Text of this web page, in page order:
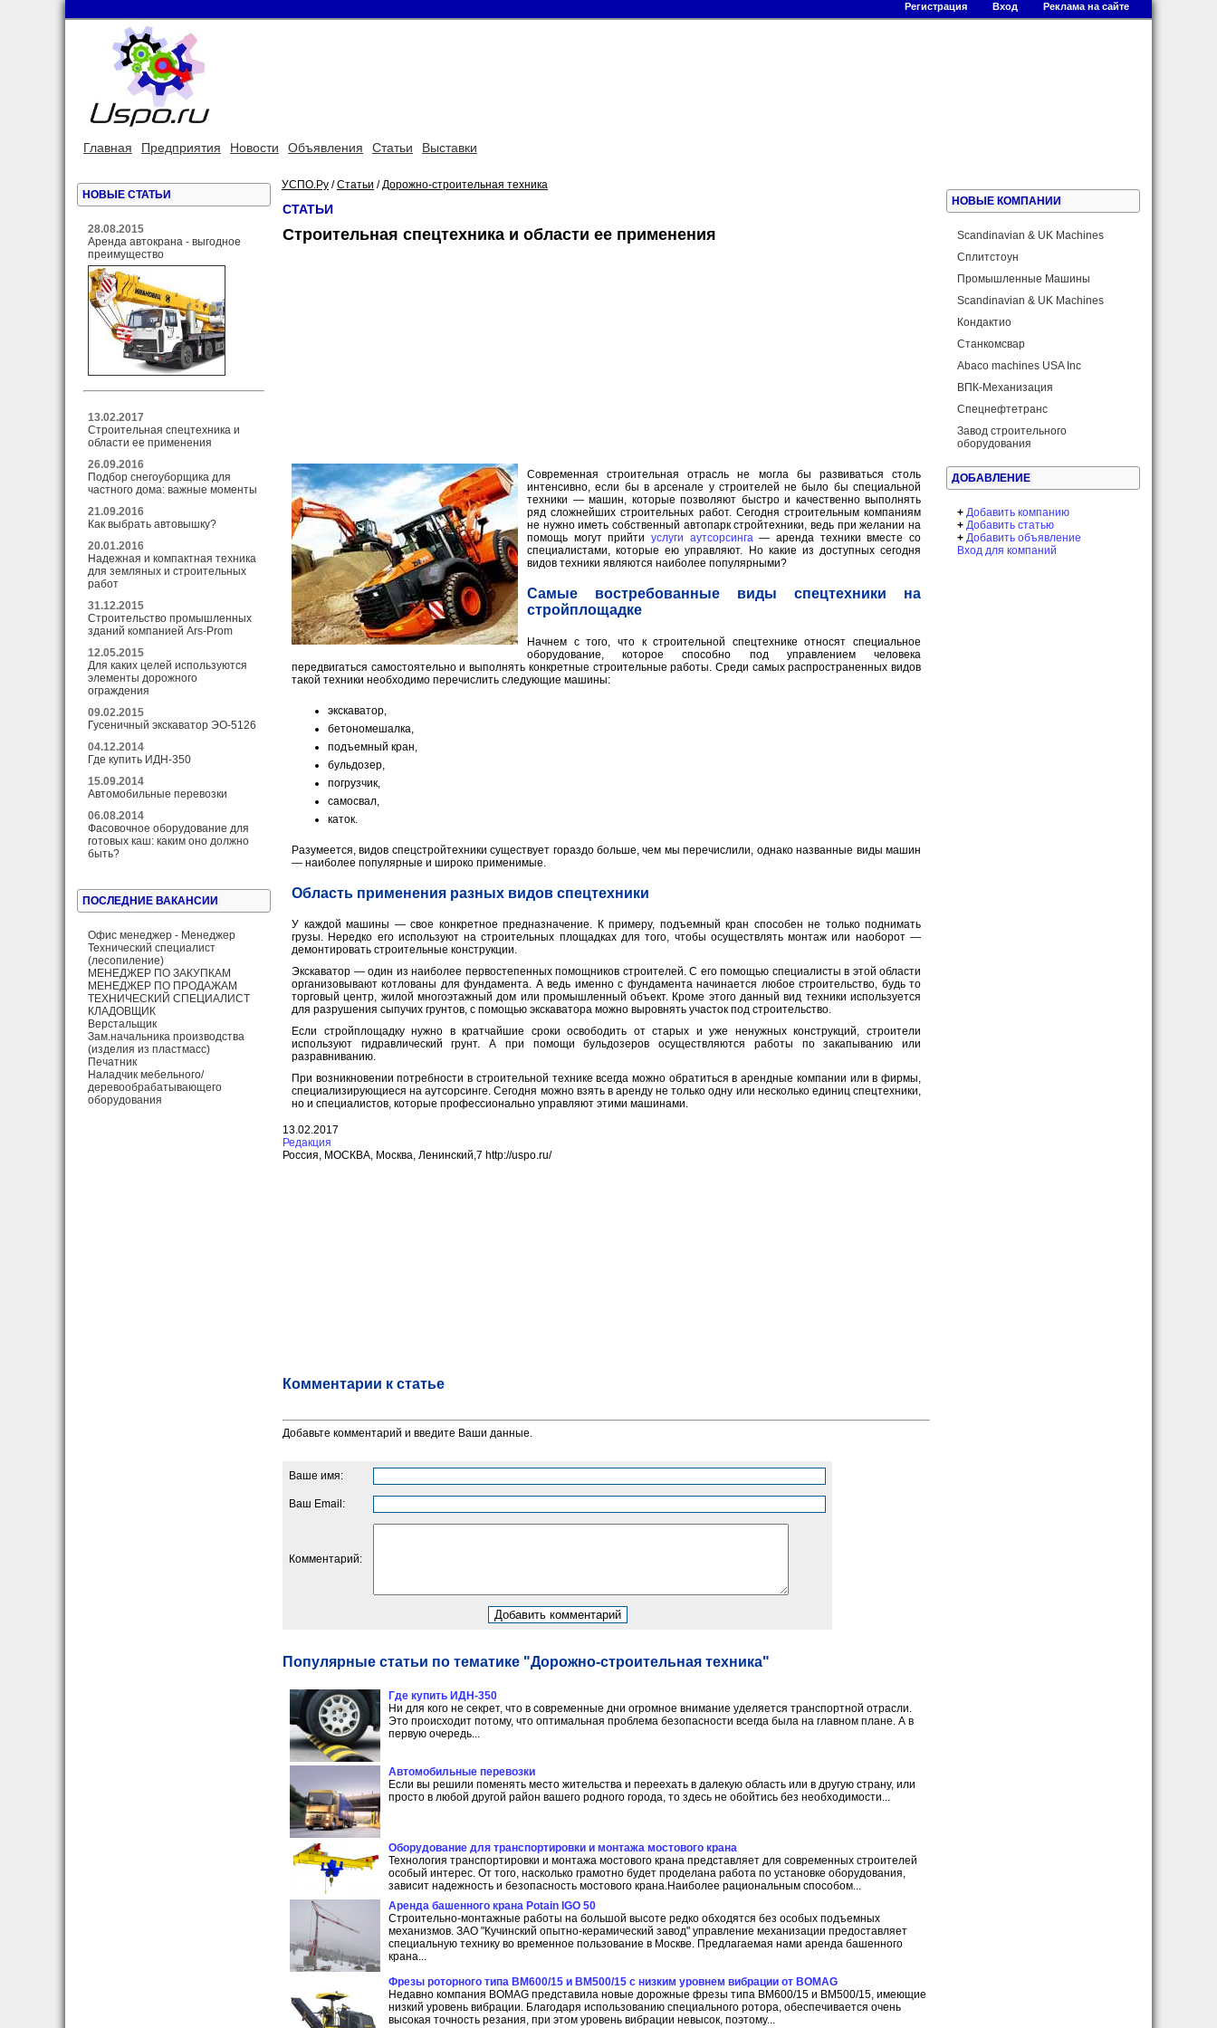
Регистрация Вход Реклама на сайте
Главная Предприятия Новости Объявления Статьи Выставки
НОВЫЕ СТАТЬИ
28.08.2015
Аренда автокрана - выгодное
преимущество
13.02.2017
Строительная спецтехника и
области ее применения
26.09.2016
Подбор снегоуборщика для
частного дома: важные моменты
21.09.2016
Как выбрать автовышку?
20.01.2016
Надежная и компактная техника
для земляных и строительных
работ
31.12.2015
Строительство промышленных
зданий компанией Ars-Prom
12.05.2015
Для каких целей используются
элементы дорожного
ограждения
09.02.2015
Гусеничный экскаватор ЭО-5126
04.12.2014
Где купить ИДН-350
15.09.2014
Автомобильные перевозки
06.08.2014
Фасовочное оборудование для
готовых каш: каким оно должно
быть?
ПОСЛЕДНИЕ ВАКАНСИИ
Офис менеджер - Менеджер
Технический специалист
(лесопиление)
МЕНЕДЖЕР ПО ЗАКУПКАМ
МЕНЕДЖЕР ПО ПРОДАЖАМ
ТЕХНИЧЕСКИЙ СПЕЦИАЛИСТ
КЛАДОВЩИК
Верстальщик
Зам.начальника производства
(изделия из пластмасс)
Печатник
Наладчик мебельного/
деревообрабатывающего
оборудования
УСПО.Ру /Статьи /Дорожно-строительная техника
СТАТЬИ
Строительная спецтехника и области ее применения
Современная строительная отрасль не могла бы развиваться столь
интенсивно, если бы в арсенале у строителей не было бы специальной
техники — машин, которые позволяют быстро и качественно выполнять
ряд сложнейших строительных работ. Сегодня строительным компаниям
не нужно иметь собственный автопарк стройтехники, ведь при желании на
помощь могут прийти услуги аутсорсинга— аренда техники вместе со
специалистами, которые ею управляют. Но какие из доступных сегодня
видов техники являются наиболее популярными?
Самые востребованные виды спецтехники на
стройплощадке
Начнем с того, что к строительной спецтехнике относят специальное
оборудование, которое способно под управлением человека
передвигаться самостоятельно и выполнять конкретные строительные работы. Среди самых распространенных видов
такой техники необходимо перечислить следующие машины:
экскаватор,
бетономешалка,
подъемный кран,
бульдозер,
погрузчик,
самосвал,
каток.
Разумеется, видов спецстройтехники существует гораздо больше, чем мы перечислили, однако названные виды машин
— наиболее популярные и широко применимые.
Область применения разных видов спецтехники
У каждой машины — свое конкретное предназначение. К примеру, подъемный кран способен не только поднимать
грузы. Нередко его используют на строительных площадках для того, чтобы осуществлять монтаж или наоборот —
демонтировать строительные конструкции.
Экскаватор — один из наиболее первостепенных помощников строителей. С его помощью специалисты в этой области
организовывают котлованы для фундамента. А ведь именно с фундамента начинается любое строительство, будь то
торговый центр, жилой многоэтажный дом или промышленный объект. Кроме этого данный вид техники используется
для разрушения сыпучих грунтов, с помощью экскаватора можно выровнять участок под строительство.
Если стройплощадку нужно в кратчайшие сроки освободить от старых и уже ненужных конструкций, строители
используют гидравлический грунт. А при помощи бульдозеров осуществляются работы по закапыванию или
разравниванию.
При возникновении потребности в строительной технике всегда можно обратиться в арендные компании или в фирмы,
специализирующиеся на аутсорсинге. Сегодня можно взять в аренду не только одну или несколько единиц спецтехники,
но и специалистов, которые профессионально управляют этими машинами.
13.02.2017
Редакция
Россия, МОСКВА, Москва, Ленинский,7 http://uspo.ru/
Комментарии к статье
Добавьте комментарий и введите Ваши данные.
Ваше имя:
Ваш Email:
Комментарий:
Популярные статьи по тематике "Дорожно-строительная техника"
Где купить ИДН-350
Ни для кого не секрет, что в современные дни огромное внимание уделяется транспортной отрасли.
Это происходит потому, что оптимальная проблема безопасности всегда была на главном плане. А в
первую очередь...
Автомобильные перевозки
Если вы решили поменять место жительства и переехать в далекую область или в другую страну, или
просто в любой другой район вашего родного города, то здесь не обойтись без необходимости...
Оборудование для транспортировки и монтажа мостового крана
Технология транспортировки и монтажа мостового крана представляет для современных строителей
особый интерес. От того, насколько грамотно будет проделана работа по установке оборудования,
зависит надежность и безопасность мостового крана.Наиболее рациональным способом...
Аренда башенного крана Potain IGO 50
Строительно-монтажные работы на большой высоте редко обходятся без особых подъемных
механизмов. ЗАО "Кучинский опытно-керамический завод" управление механизации предоставляет
специальную технику во временное пользование в Москве. Предлагаемая нами аренда башенного
крана...
Фрезы роторного типа BM600/15 и BM500/15 с низким уровнем вибрации от BOMAG
Недавно компания BOMAG представила новые дорожные фрезы типа BM600/15 и BM500/15, имеющие
низкий уровень вибрации. Благодаря использованию специального ротора, обеспечивается очень
высокая точность резания, при этом уровень вибрации невысок, поэтому...
НОВЫЕ КОМПАНИИ
Scandinavian & UK Machines
Сплитстоун
Промышленные Машины
Scandinavian & UK Machines
Кондактио
Станкомсвар
Abaco machines USA Inc
ВПК-Механизация
Спецнефтетранс
Завод строительного
оборудования
ДОБАВЛЕНИЕ
+ Добавить компанию
+ Добавить статью
+ Добавить объявление
Вход для компаний